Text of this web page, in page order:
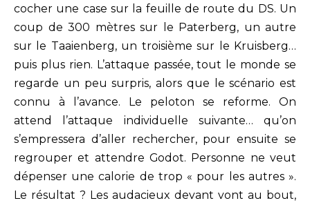
cocher une case sur la feuille de route du DS. Un
coup de 300 mètres sur le Paterberg, un autre
sur le Taaienberg, un troisième sur le Kruisberg…
puis plus rien. L’attaque passée, tout le monde se
regarde un peu surpris, alors que le scénario est
connu à l’avance. Le peloton se reforme. On
attend l’attaque individuelle suivante… qu’on
s’empressera d’aller rechercher, pour ensuite se
regrouper et attendre Godot. Personne ne veut
dépenser une calorie de trop « pour les autres ».
Le résultat ? Les audacieux devant vont au bout,